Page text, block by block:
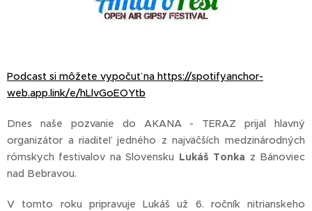
Podcast si môžete vypočuťna https://spotifyanchor-
web.app.link/e/hLlvGoEOYtb
Dnes naše pozvanie do AKANA - TERAZ prijal hlavný
organizátor a riaditeľ jedného z najväčších medzinárodných
rómskych festivalov na Slovensku Lukáš Tonka z Bánoviec
nad Bebravou.
V tomto roku pripravuje Lukáš už 6. ročník nitrianskeho